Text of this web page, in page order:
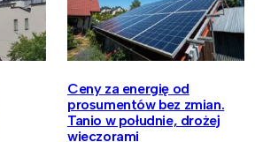
Ceny za energię od
prosumentów bez zmian.
Tanio w południe, drożej
wieczorami